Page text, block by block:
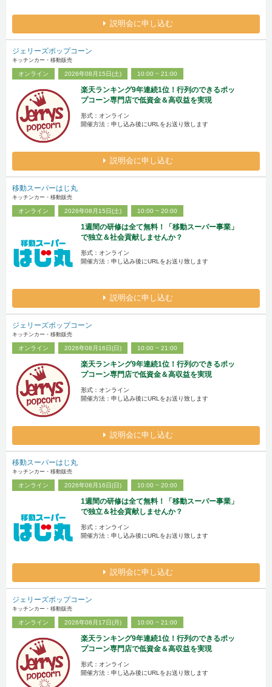
説明会に申し込む
ジェリーズポップコーン
キッチンカー・移動販売
オンライン 2026年08月15日(土) 10:00 ~ 21:00
楽天ランキング9年連続1位！行列のできるポッ
プコーン専門店で低資金＆高収益を実現
形式：オンライン
開催方法：申し込み後にURLをお送り致します
説明会に申し込む
移動スーパーはじ丸
キッチンカー・移動販売
オンライン 2026年08月15日(土) 10:00 ~ 20:00
1週間の研修は全て無料！「移動スーパー事業」
で独立＆社会貢献しませんか？
形式：オンライン
開催方法：申し込み後にURLをお送り致します
説明会に申し込む
ジェリーズポップコーン
キッチンカー・移動販売
オンライン 2026年08月16日(日) 10:00 ~ 21:00
楽天ランキング9年連続1位！行列のできるポッ
プコーン専門店で低資金＆高収益を実現
形式：オンライン
開催方法：申し込み後にURLをお送り致します
説明会に申し込む
移動スーパーはじ丸
キッチンカー・移動販売
オンライン 2026年08月16日(日) 10:00 ~ 20:00
1週間の研修は全て無料！「移動スーパー事業」
で独立＆社会貢献しませんか？
形式：オンライン
開催方法：申し込み後にURLをお送り致します
説明会に申し込む
ジェリーズポップコーン
キッチンカー・移動販売
オンライン 2026年08月17日(月) 10:00 ~ 21:00
楽天ランキング9年連続1位！行列のできるポッ
プコーン専門店で低資金＆高収益を実現
形式：オンライン
開催方法：申し込み後にURLをお送り致します